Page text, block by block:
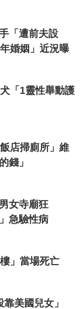
「遭前夫設
婚姻」近況曝
「1靈性舉動護
店掃廁所」維
錢」
女寺廟狂
急驗性病
」當場死亡
靠美國兒女」